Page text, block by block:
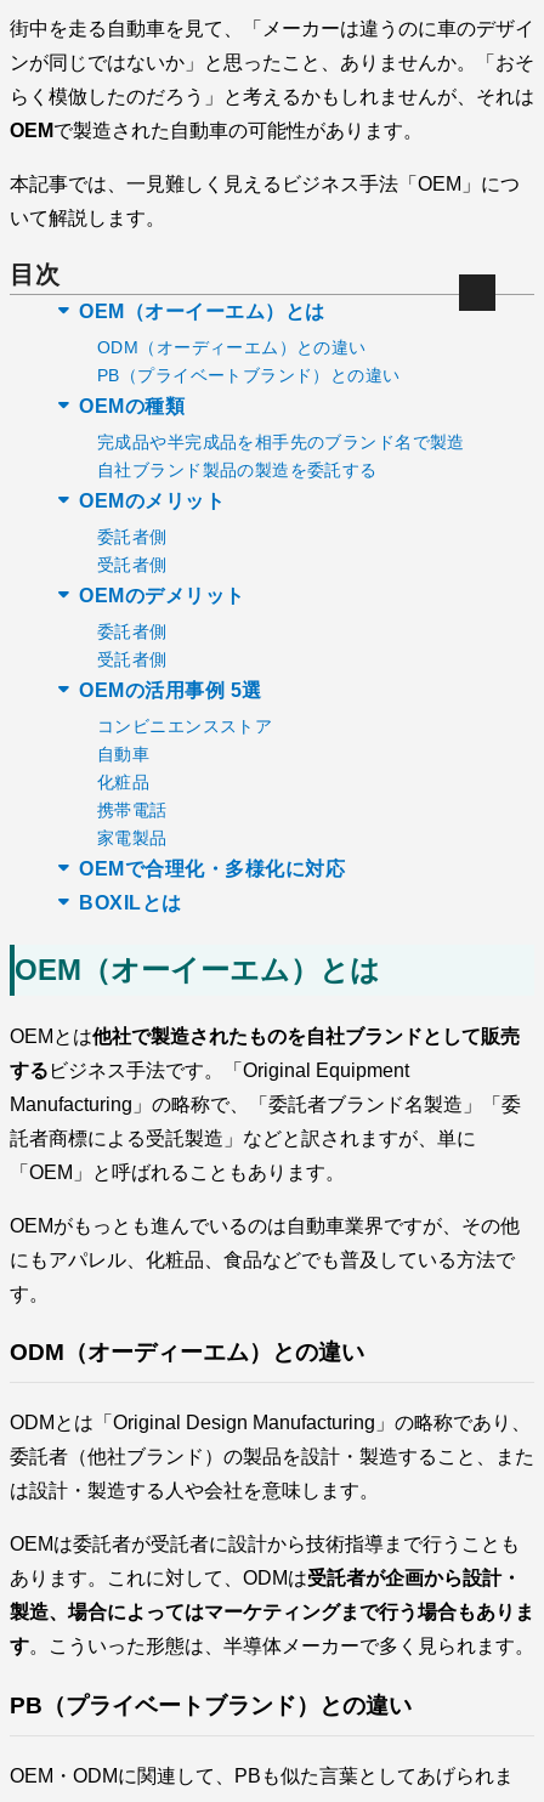
街中を走る自動車を見て、「メーカーは違うのに車のデザイ
ンが同じではないか」と思ったこと、ありませんか。「おそ
らく模倣したのだろう」と考えるかもしれませんが、それは
OEMで製造された自動車の可能性があります。
本記事では、一見難しく見えるビジネス手法「OEM」につ
いて解説します。
目次
OEM（オーイーエム）とは
ODM（オーディーエム）との違い
PB（プライベートブランド）との違い
OEMの種類
完成品や半完成品を相手先のブランド名で製造
自社ブランド製品の製造を委託する
OEMのメリット
委託者側
受託者側
OEMのデメリット
委託者側
受託者側
OEMの活用事例 5選
コンビニエンスストア
自動車
化粧品
携帯電話
家電製品
OEMで合理化・多様化に対応
BOXILとは
OEM（オーイーエム）とは
OEMとは他社で製造されたものを自社ブランドとして販売
する ビジネス手法です。「Original Equipment
Manufacturing」の略称で、「委託者ブランド名製造」「委
託者商標による受託製造」などと訳されますが、単に
「OEM」と呼ばれることもあります。
OEMがもっとも進んでいるのは自動車業界ですが、その他
にもアパレル、化粧品、食品などでも普及している方法で
す。
ODM（オーディーエム）との違い
ODMとは「Original Design Manufacturing」の略称であり、
委託者（他社ブランド）の製品を設計・製造すること、また
は設計・製造する人や会社を意味します。
OEMは委託者が受託者に設計から技術指導まで行うことも
あります。これに対して、ODMは受託者が企画から設計・
製造、場合によってはマーケティングまで行う場合もありま
す。こういった形態は、半導体メーカーで多く見られます。
PB（プライベートブランド）との違い
OEM・ODMに関連して、PBも似た言葉としてあげられま